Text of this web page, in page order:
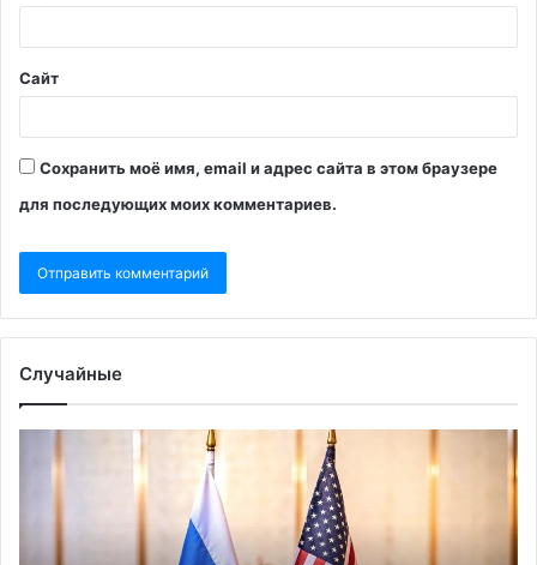
Сайт
Сохранить моё имя, email и адрес сайта в этом браузере
для последующих моих комментариев.
Случайные
«Непростой
и